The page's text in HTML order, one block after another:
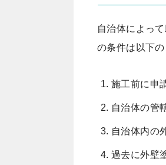
自治体によっ
の条件は以下の
施工前に申
自治体の管
自治体内の
過去に外壁